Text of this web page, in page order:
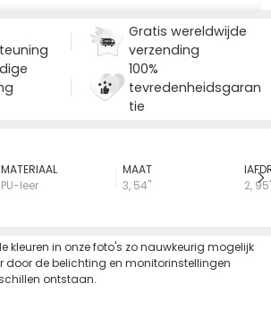
Gratis wereldwijde
verzending
100%
tevredenheidsgaran
tie
MATERIAAL
PU-leer
MAAT
3,54"
2,
kleuren in onze foto's zo nauwkeurig mogelijk
door de belichting en monitorinstellingen
ontstaan.